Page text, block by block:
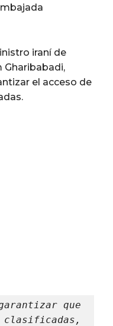
iraní de
Gharibabadi,
el acceso de
que
clasificadas,